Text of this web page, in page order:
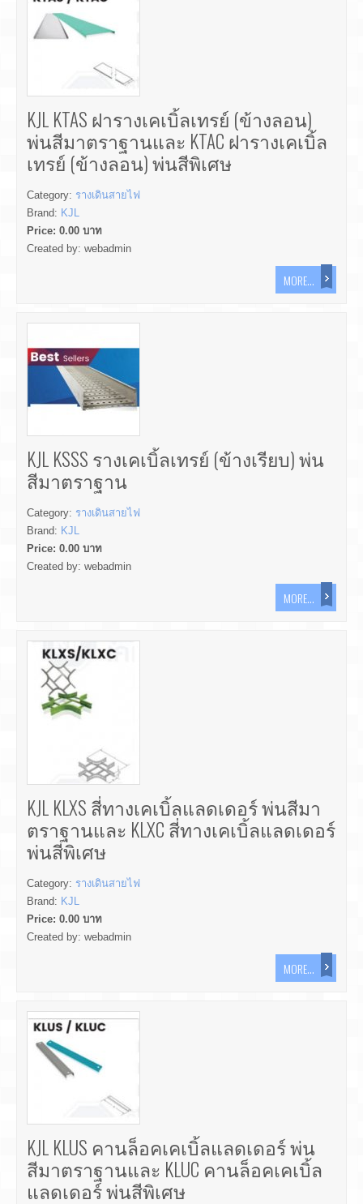
KJL KTAS ฝารางเคเบิ้ลเทรย์ (ข้างลอน)
พ่นสีมาตราฐานและ KTAC ฝารางเคเบิ้ล
เทรย์ (ข้างลอน) พ่นสีพิเศษ
Category: รางเดินสายไฟ
Brand: KJL
Price: 0.00 บาท
Created by: webadmin
MORE...
KJL KSSS รางเคเบิ้ลเทรย์ (ข้างเรียบ) พ่น
สีมาตราฐาน
Category: รางเดินสายไฟ
Brand: KJL
Price: 0.00 บาท
Created by: webadmin
MORE...
KJL KLXS สี่ทางเคเบิ้ลแลดเดอร์ พ่นสีมา
ตราฐานและ KLXC สี่ทางเคเบิ้ลแลดเดอร์
พ่นสีพิเศษ
Category: รางเดินสายไฟ
Brand: KJL
Price: 0.00 บาท
Created by: webadmin
MORE...
KJL KLUS คานล็อคเคเบิ้ลแลดเดอร์ พ่น
สีมาตราฐานและ KLUC คานล็อคเคเบิ้ล
แลดเดอร์ พ่นสีพิเศษ